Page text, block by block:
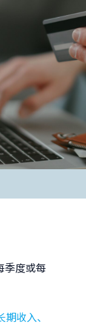
季度或每
期收入、